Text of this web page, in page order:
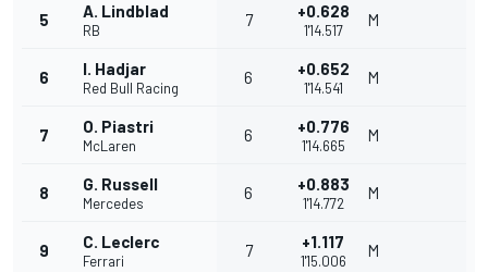
5 A. Lindblad
RB
7 +0.628
1'14.517
M
6 I. Hadjar
Red Bull Racing
6 +0.652
1'14.541
M
7 O. Piastri
McLaren
6 +0.776
1'14.665
M
8 G. Russell
Mercedes
6 +0.883
1'14.772
M
9 C. Leclerc
Ferrari
7 +1.117
1'15.006
M